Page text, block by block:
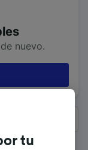
nuevo.
tu